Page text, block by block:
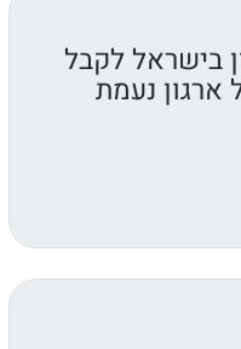
בישראל לקבל
ארגון נעמת